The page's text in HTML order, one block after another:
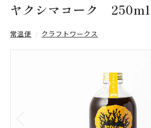
配送方法
ヤクシマコーク 250ml
常温便 クラフトワークス